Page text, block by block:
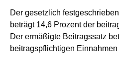
Der gesetzlich
beträgt 14,6 Prozent der
Der ermäßigte Beitragssatz
beitragspflichtigen